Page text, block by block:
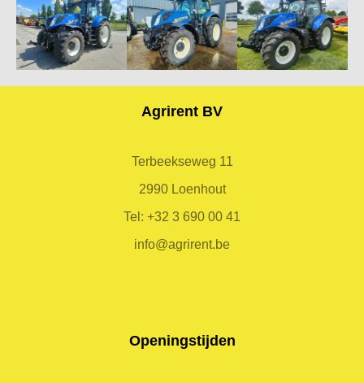
Agrirent BV
Terbeekseweg 11
2990 Loenhout
Tel: +32 3 690 00 41
info@agrirent.be
Openingstijden